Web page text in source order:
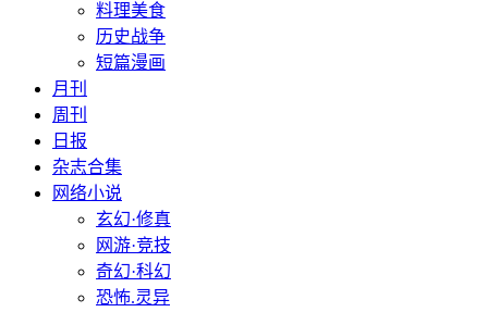
料理美食
历史战争
短篇漫画
月刊
周刊
日报
杂志合集
网络小说
玄幻·修真
网游·竞技
奇幻·科幻
恐怖.灵异